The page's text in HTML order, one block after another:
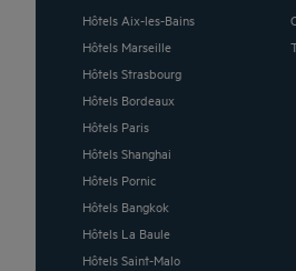
Hôtels Aix-les-Bains
Hôtels Marseille
Hôtels Strasbourg
Hôtels Bordeaux
Hôtels Paris
Hôtels Shanghai
Hôtels Pornic
Hôtels Bangkok
Hôtels La Baule
Hôtels Saint-Malo